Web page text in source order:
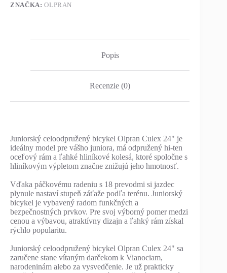
ZNAČKA:OLPRAN
Popis
Recenzie (0)
Juniorský celoodpružený bicykel Olpran Culex 24" je
ideálny model pre vášho juniora, má odpružený hi-ten
oceľový rám a ľahké hliníkové kolesá, ktoré spoločne s
hliníkovým výpletom značne znižujú jeho hmotnosť.
Vďaka páčkovému radeniu s 18 prevodmi si jazdec
plynule nastaví stupeň záťaže podľa terénu. Juniorský
bicykel je vybavený radom funkčných a
bezpečnostných prvkov. Pre svoj výborný pomer medzi
cenou a výbavou, atraktívny dizajn a ľahký rám získal
rýchlo popularitu.
Juniorský celoodpružený bicykel Olpran Culex 24" sa
zaručene stane vítaným darčekom k Vianociam,
narodeninám alebo za vysvedčenie. Je už prakticky